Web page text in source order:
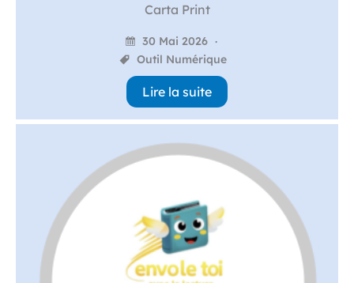
Carta Print
30 Mai 2026
Outil Numérique
Lire la suite